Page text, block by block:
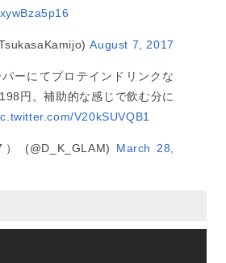
August 7, 2017
ーにてプロテインドリンクな
円。補助的な感じで飲む分に
V20kSUVQB1
(@D_K_GLAM) March 28,